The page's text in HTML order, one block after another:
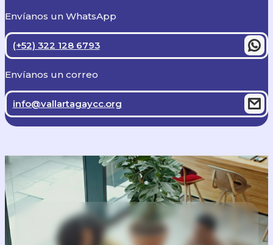
Envíanos un WhatsApp
(+52) 322 128 6793
Envíanos un correo
info@vallartagaycc.org